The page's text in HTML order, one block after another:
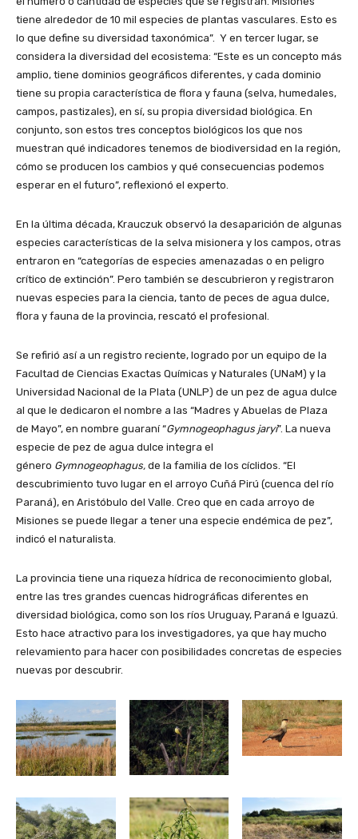
tiene alrededor de 10 mil especies de plantas vasculares. Esto es
lo que define su diversidad taxonómica”. Y en tercer lugar, se
considera la diversidad del ecosistema: “Este es un concepto más
amplio, tiene dominios geográficos diferentes, y cada dominio
tiene su propia característica de flora y fauna (selva, humedales,
campos, pastizales), en sí, su propia diversidad biológica. En
conjunto, son estos tres conceptos biológicos los que nos
muestran qué indicadores tenemos de biodiversidad en la región,
cómo se producen los cambios y qué consecuencias podemos
esperar en el futuro”, reflexionó el experto.
En la última década, Krauczuk observó la desaparición de algunas
especies características de la selva misionera y los campos, otras
entraron en “categorías de especies amenazadas o en peligro
crítico de extinción”. Pero también se descubrieron y registraron
nuevas especies para la ciencia, tanto de peces de agua dulce,
flora y fauna de la provincia, rescató el profesional.
Se refirió así a un registro reciente, logrado por un equipo de la
Facultad de Ciencias Exactas Químicas y Naturales (UNaM) y la
Universidad Nacional de la Plata (UNLP) de un pez de agua dulce
al que le dedicaron el nombre a las “Madres y Abuelas de Plaza
de Mayo”, en nombre guaraní “Gymnogeophagus jaryi”. La nueva
especie de pez de agua dulce integra el
género Gymnogeophagus, de la familia de los cíclidos. “El
descubrimiento tuvo lugar en el arroyo Cuñá Pirú (cuenca del río
Paraná), en Aristóbulo del Valle. Creo que en cada arroyo de
Misiones se puede llegar a tener una especie endémica de pez”,
indicó el naturalista.
La provincia tiene una riqueza hídrica de reconocimiento global,
entre las tres grandes cuencas hidrográficas diferentes en
diversidad biológica, como son los ríos Uruguay, Paraná e Iguazú.
Esto hace atractivo para los investigadores, ya que hay mucho
relevamiento para hacer con posibilidades concretas de especies
nuevas por descubrir.